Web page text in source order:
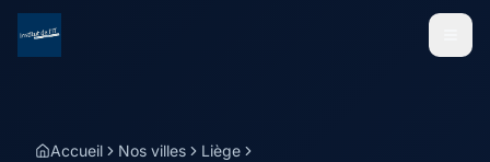
Menu
Accueil Nos villes
Liège